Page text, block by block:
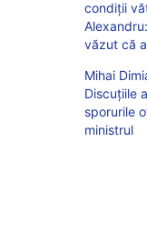
condiții
văzut că
Mihai
Discuțiile
sporurile
ministrul